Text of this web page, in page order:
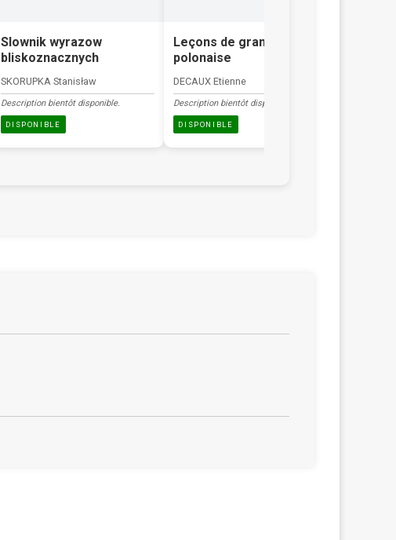
Slownik wyrazow
bliskoznacznych
SKORUPKA Stanisław
Description bientôt disponible.
DISPONIBLE
Leçons de grammaire
polonaise
DECAUX Etienne
Description bientôt disponible.
DISPONIBLE